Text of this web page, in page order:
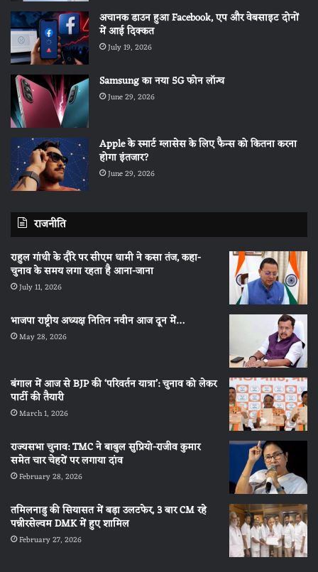
अचानक डाउन हुआ Facebook, एप और वेबसाइट दोनों
में आई दिक्कत
July 19, 2026
Samsung का नया 5G फोन लॉन्च
June 29, 2026
Apple के स्मार्ट ग्लासेस के लिए फैन्स को कितना करना
होगा इंतजार?
June 29, 2026
राजनीति
राहुल गांधी के दौरे पर सीएम धामी ने कसा तंज, कहा-
चुनाव के समय लगा रहता है आना-जाना
July 11, 2026
भाजपा राष्ट्रीय अध्यक्ष नितिन नवीन आज दून में…
May 28, 2026
बंगाल में आज से BJP की ‘परिवर्तन यात्रा’: चुनाव को लेकर
पार्टी की तैयारी
March 1, 2026
राज्यसभा चुनाव: TMC ने बाबुल सुप्रियो-राजीव कुमार
समेत चार चेहरों पर लगाया दांव
February 28, 2026
तमिलनाडु की सियासत में बड़ा उलटफेर, 3 बार CM रहे
पन्नीरसेल्वम DMK में हुए शामिल
February 27, 2026